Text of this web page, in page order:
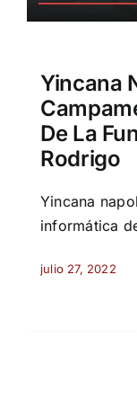
Yincana
De La
Rodrigo
Yincana
informática
julio 27, 2022